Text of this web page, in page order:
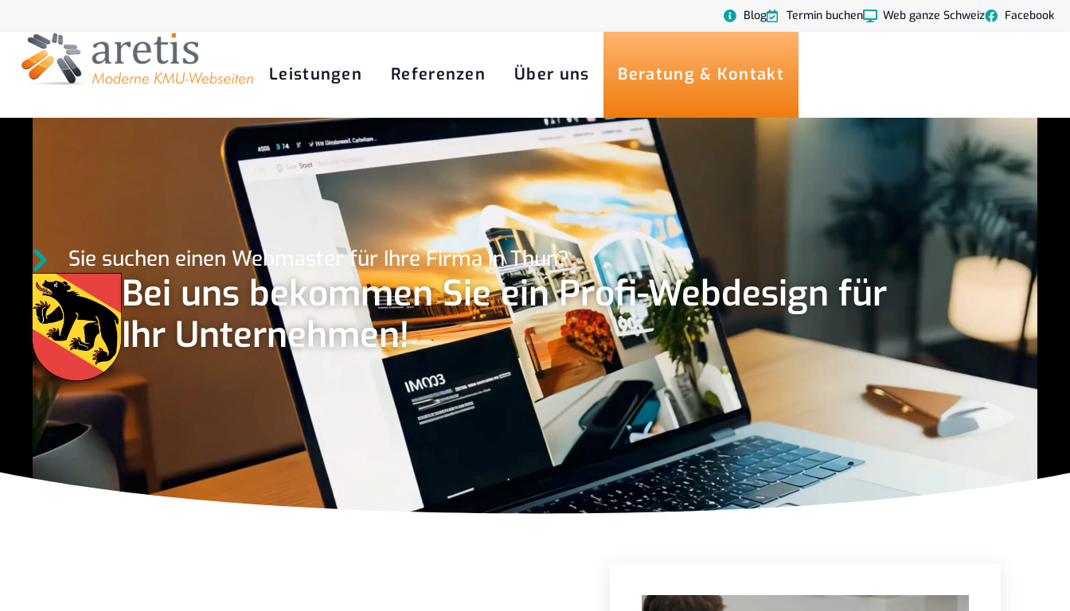
Blog Termin buchen Web ganze Schweiz Facebook
Leistungen Referenzen Über uns Beratung & Kontakt
Sie suchen einen Webmaster für Ihre Firma in Thun?
Bei uns bekommen Sie ein Profi-Webdesign für
Ihr Unternehmen!